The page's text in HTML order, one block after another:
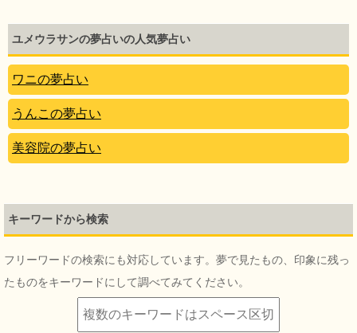
ユメウラサンの夢占いの人気夢占い
ワニの夢占い
うんこの夢占い
美容院の夢占い
キーワードから検索
フリーワードの検索にも対応しています。夢で見たもの、印象に残っ
たものをキーワードにして調べてみてください。